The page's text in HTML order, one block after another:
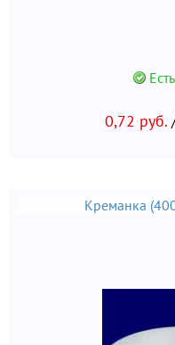
0,72 руб.
Креманка